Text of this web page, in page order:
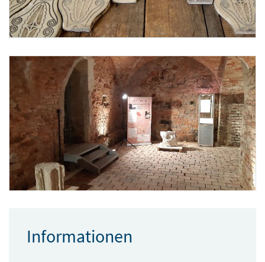
Foto 5: Bundesdenkmalamt, Bettina Neubauer-Pregl
Depot der Abteilung Archäologie in Mauerbach
Informationen